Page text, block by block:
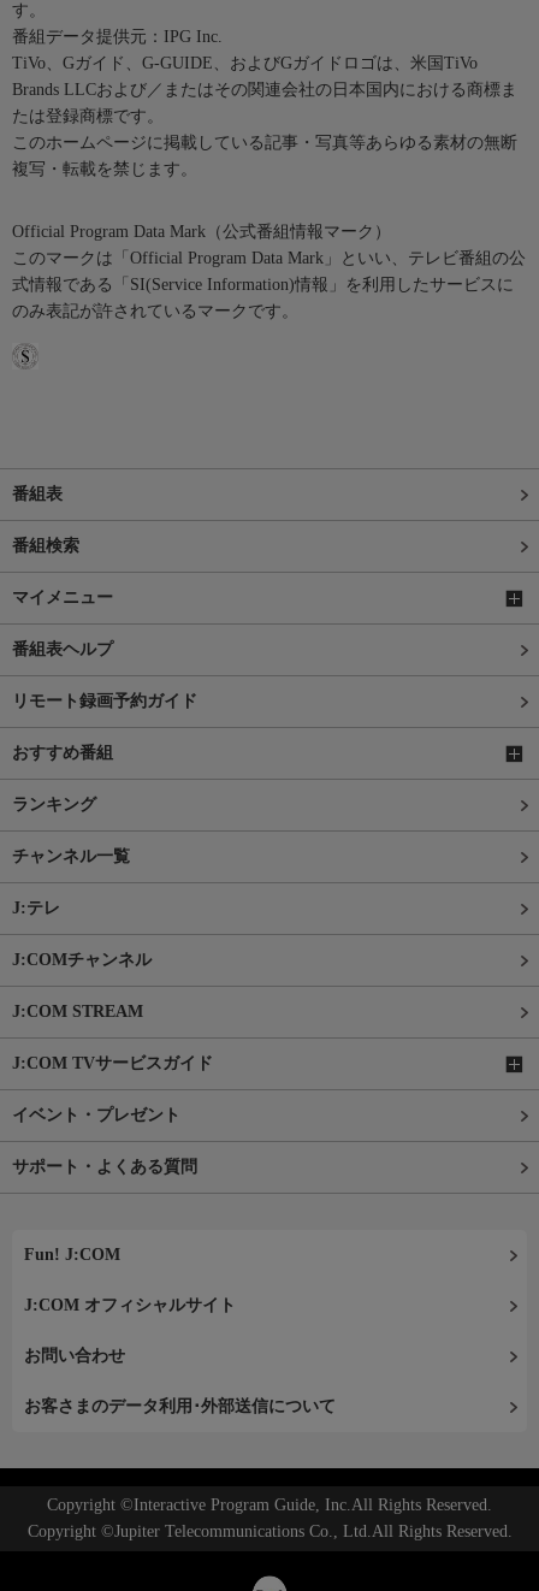
す。
番組データ提供元：IPG Inc.
TiVo、Gガイド、G-GUIDE、およびGガイドロゴは、米国TiVo
Brands LLCおよび／またはその関連会社の日本国内における商標ま
たは登録商標です。
このホームページに掲載している記事・写真等あらゆる素材の無断
複写・転載を禁じます。
Official Program Data Mark（公式番組情報マーク）
このマークは「Official Program Data Mark」といい、テレビ番組の公
式情報である「SI(Service Information)情報」を利用したサービスに
のみ表記が許されているマークです。
番組表
番組検索
マイメニュー
番組表ヘルプ
リモート録画予約ガイド
おすすめ番組
ランキング
チャンネル一覧
J:テレ
J:COMチャンネル
J:COM STREAM
J:COM TVサービスガイド
イベント・プレゼント
サポート・よくある質問
Fun! J:COM
J:COM オフィシャルサイト
お問い合わせ
お客さまのデータ利用･外部送信について
Copyright ©Interactive Program Guide, Inc.All Rights Reserved.
Copyright ©Jupiter Telecommunications Co., Ltd.All Rights Reserved.